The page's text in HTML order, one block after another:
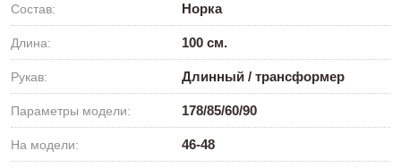
Состав: Норка
Длина: 100 см.
Рукав: Длинный / трансформер
Параметры модели: 178/85/60/90
На модели: 46-48